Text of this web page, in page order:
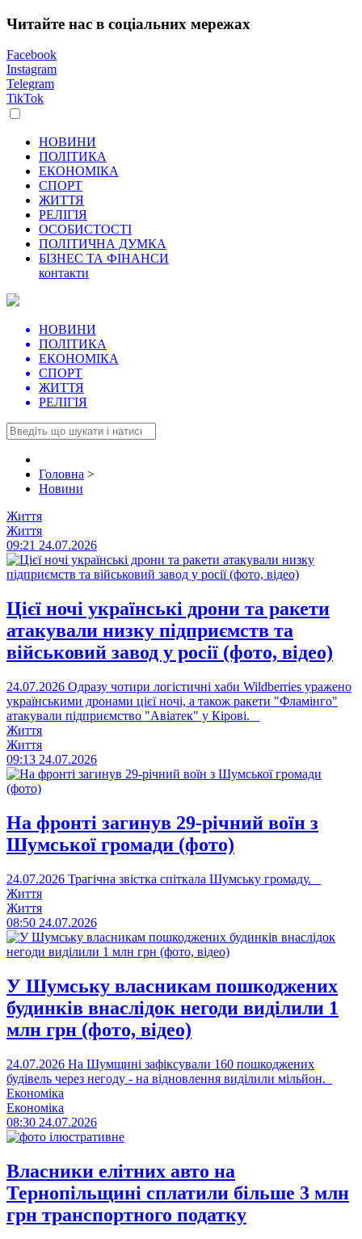
Читайте нас в соціальних мережах
Facebook
Instagram
Telegram
TikTok
НОВИНИ
ПОЛІТИКА
ЕКОНОМІКА
СПОРТ
ЖИТТЯ
РЕЛІГІЯ
ОСОБИСТОСТІ
ПОЛІТИЧНА ДУМКА
БІЗНЕС ТА ФІНАНСИ
контакти
НОВИНИ
ПОЛІТИКА
ЕКОНОМІКА
СПОРТ
ЖИТТЯ
РЕЛІГІЯ
Головна >
Новини
Життя
Життя
09:21 24.07.2026
Цієї ночі українські дрони та ракети
атакували низку підприємств та
військовий завод у росії (фото, відео)
24.07.2026 Одразу чотири логістичні хаби Wildberries уражено
українськими дронами цієї ночі, а також ракети "Фламінго"
атакували підприємство "Авіатек" у Кірові.
Життя
Життя
09:13 24.07.2026
На фронті загинув 29-річний воїн з
Шумської громади (фото)
24.07.2026 Трагічна звістка спіткала Шумську громаду.
Життя
Життя
08:50 24.07.2026
У Шумську власникам пошкоджених
будинків внаслідок негоди виділили 1
млн грн (фото, відео)
24.07.2026 На Шумщині зафіксували 160 пошкоджених
будівель через негоду - на відновлення виділили мільйон.
Економіка
Економіка
08:30 24.07.2026
Власники елітних авто на
Тернопільщині сплатили більше 3 млн
грн транспортного податку